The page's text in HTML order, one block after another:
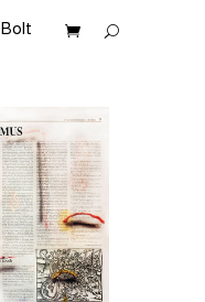
Bolt